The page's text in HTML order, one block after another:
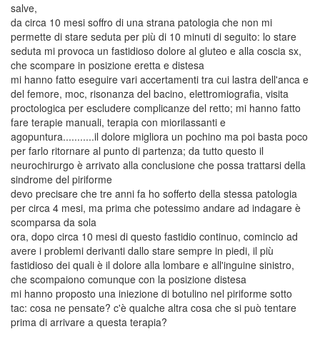
salve,
da circa 10 mesi soffro di una strana patologia che non mi
permette di stare seduta per più di 10 minuti di seguito: lo stare
seduta mi provoca un fastidioso dolore al gluteo e alla coscia sx,
che scompare in posizione eretta e distesa
mi hanno fatto eseguire vari accertamenti tra cui lastra dell'anca e
del femore, moc, risonanza del bacino, elettromiografia, visita
proctologica per escludere complicanze del retto; mi hanno fatto
fare terapie manuali, terapia con miorilassanti e
agopuntura...........il dolore migliora un pochino ma poi basta poco
per farlo ritornare al punto di partenza; da tutto questo il
neurochirurgo è arrivato alla conclusione che possa trattarsi della
sindrome del piriforme
devo precisare che tre anni fa ho sofferto della stessa patologia
per circa 4 mesi, ma prima che potessimo andare ad indagare è
scomparsa da sola
ora, dopo circa 10 mesi di questo fastidio continuo, comincio ad
avere i problemi derivanti dallo stare sempre in piedi, il più
fastidioso dei quali è il dolore alla lombare e all'inguine sinistro,
che scompaiono comunque con la posizione distesa
mi hanno proposto una iniezione di botulino nel piriforme sotto
tac: cosa ne pensate? c'è qualche altra cosa che si può tentare
prima di arrivare a questa terapia?